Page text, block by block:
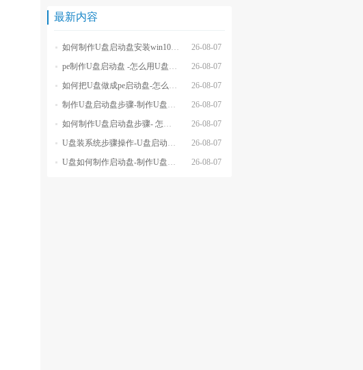
最新内容
26-08-07
如何制作U盘启动盘安装win10系统-怎么制作U盘启动盘安装win10系
26-08-07
pe制作U盘启动盘 -怎么用U盘制作pe系统启动盘
26-08-07
如何把U盘做成pe启动盘-怎么把U盘做成pe启动盘
26-08-07
制作U盘启动盘步骤-制作U盘启动盘详细方法
26-08-07
如何制作U盘启动盘步骤- 怎么制作U盘启动盘步骤
26-08-07
U盘装系统步骤操作-U盘启动重装系统步骤
26-08-07
U盘如何制作启动盘-制作U盘启动盘重装